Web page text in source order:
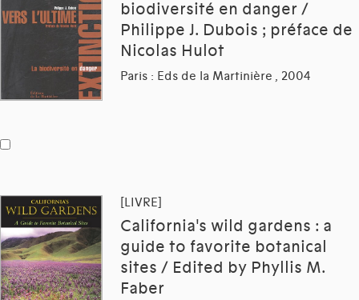
biodiversité en danger /
Philippe J. Dubois ; préface de
Nicolas Hulot
Paris : Eds de la Martinière , 2004
[LIVRE]
California's wild gardens : a
guide to favorite botanical
sites / Edited by Phyllis M.
Faber